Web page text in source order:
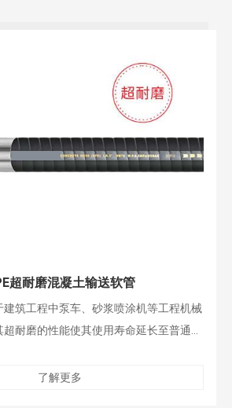
超耐磨混凝土输送软管
建筑工程中泵车、砂浆喷涂机等工程机械
耐磨的性能使其使用寿命延长至普通混
了解更多